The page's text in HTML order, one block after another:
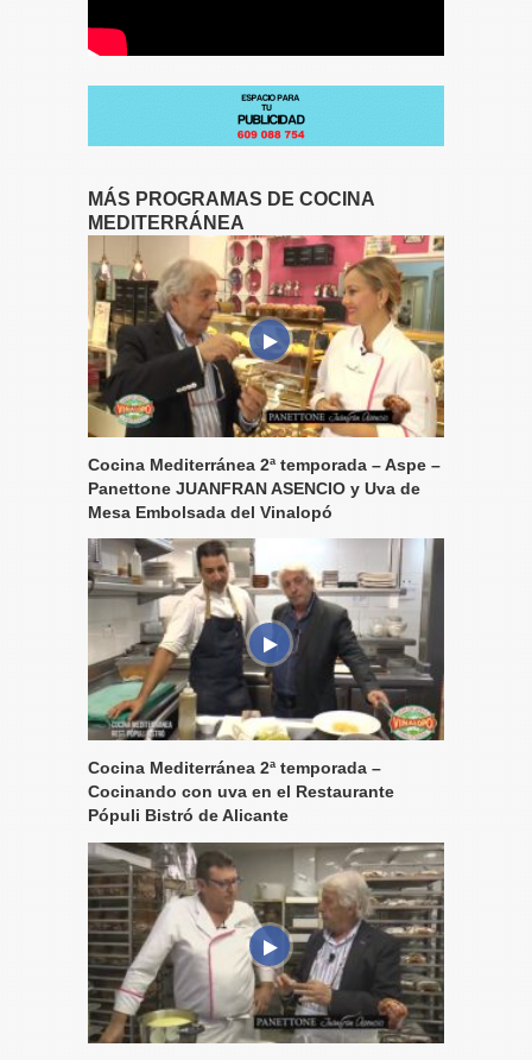
MÁS PROGRAMAS DE COCINA
MEDITERRÁNEA
Cocina Mediterránea 2ª temporada – Aspe –
Panettone JUANFRAN ASENCIO y Uva de
Mesa Embolsada del Vinalopó
Cocina Mediterránea 2ª temporada –
Cocinando con uva en el Restaurante
Pópuli Bistró de Alicante